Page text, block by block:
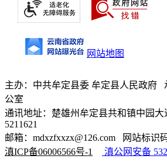
网站地图
主办：中共牟定县委 牟定县人民政府
公室
通讯地址：楚雄州牟定县共和镇中园
5211621
邮箱：mdxzfxxzx@126.com 网站标识
滇ICP备06006566号-1
滇公网安备